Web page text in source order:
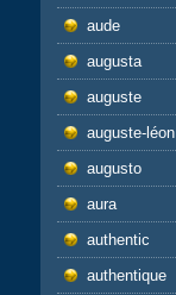
aude
augusta
auguste
auguste-léon
augusto
aura
authentic
authentique